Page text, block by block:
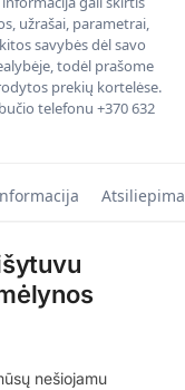
užrašai, parametrai,
savybės dėl savo
todėl prašome
prekių kortelėse.
telefonu +370 632
nešiojamu